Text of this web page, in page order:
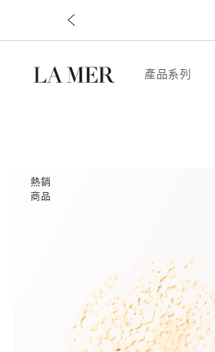
產品系列
熱銷
商品